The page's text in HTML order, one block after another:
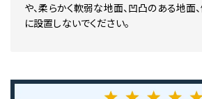
や、柔らかく軟弱な地面、凹凸のある地面
に設置しないでください。